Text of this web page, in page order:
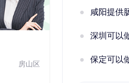
购买
房山区 秦皇岛市第一医
咸阳提供肠胃疾病检查的
深圳可以做全身
保定可以做青年体